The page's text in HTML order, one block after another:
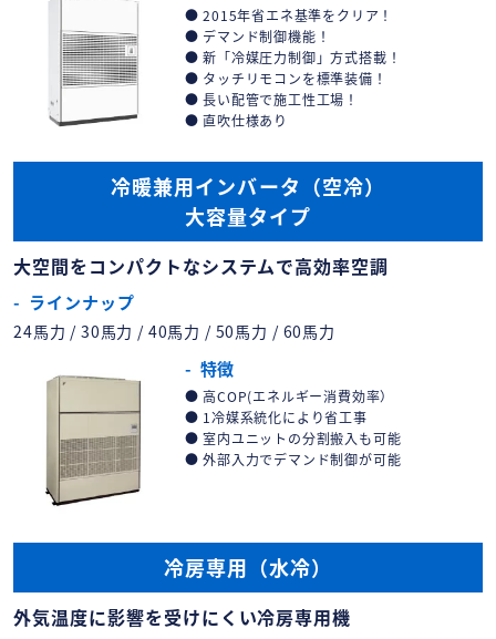
2015年省エネ基準をクリア！
デマンド制御機能！
新「冷媒圧力制御」方式搭載！
タッチリモコンを標準装備！
長い配管で施工性工場！
直吹仕様あり
冷暖兼用インバータ（空冷）
大容量タイプ
大空間をコンパクトなシステムで高効率空調
ラインナップ
24馬力 / 30馬力 / 40馬力 / 50馬力 / 60馬力
特徴
高COP(エネルギー消費効率）
1冷媒系統化により省工事
室内ユニットの分割搬入も可能
外部入力でデマンド制御が可能
冷房専用（水冷）
外気温度に影響を受けにくい冷房専用機